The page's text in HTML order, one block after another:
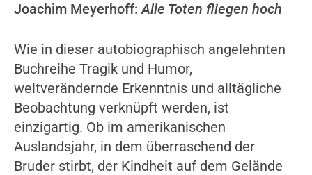
Joachim Meyerhoff:Alle Toten fliegen hoch
Wie in dieser autobiographisch angelehnten
Buchreihe Tragik und Humor,
weltverändernde Erkenntnis und alltägliche
Beobachtung verknüpft werden, ist
einzigartig. Ob im amerikanischen
Auslandsjahr, in dem überraschend der
Bruder stirbt, der Kindheit auf dem Gelände